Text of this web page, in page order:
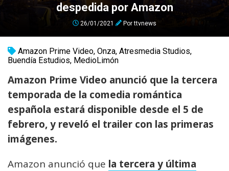
despedida por Amazon
26/01/2021 Porttvnews
Amazon Prime Video, Onza, Atresmedia Studios,
Buendía Estudios, MedioLimón
Amazon Prime Video anunció que la tercera
temporada de la comedia romántica
española estará disponible desde el 5 de
febrero, y reveló el trailer con las primeras
imágenes.
Amazon anunció que la tercera y última